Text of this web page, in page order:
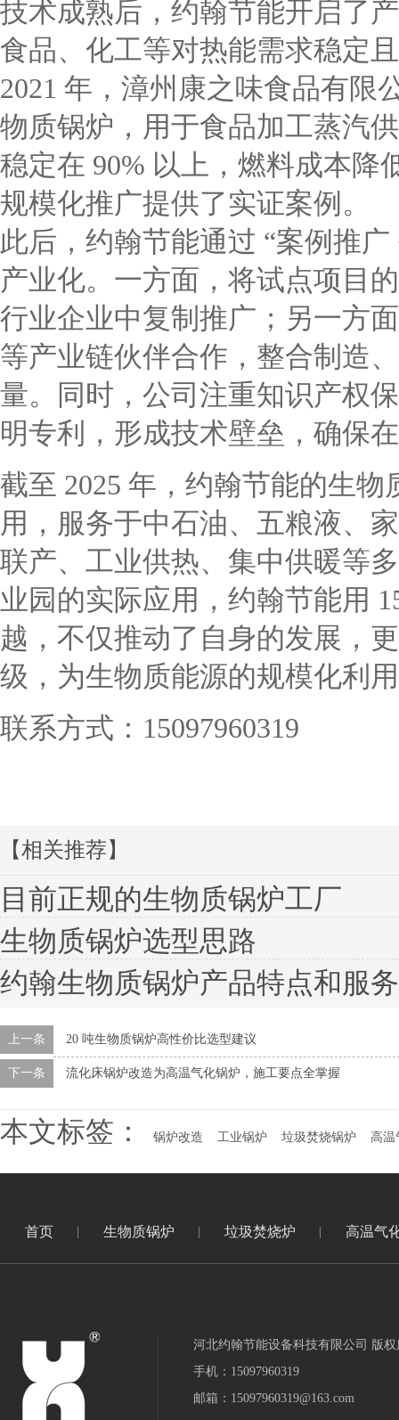
技术成熟后，约翰节能开启了
食品、化工等对热能需求稳定
2021 年，漳州康之味食品有限
物质锅炉，用于食品加工蒸汽
稳定在 90% 以上，燃料成本降
规模化推广提供了实证案例。
此后，约翰节能通过 “案例推
产业化。一方面，将试点项目
行业企业中复制推广；另一方
等产业链伙伴合作，整合制造
量。同时，公司注重知识产权
明专利，形成技术壁垒，确保
截至 2025 年，约翰节能的生
用，服务于中石油、五粮液、
联产、工业供热、集中供暖等
业园的实际应用，约翰节能用
越，不仅推动了自身的发展，
级，为生物质能源的规模化利
联系方式：15097960319
【相关推荐】
目前正规的生物质锅炉工厂
生物质锅炉选型思路
约翰生物质锅炉产品特点和服务
上一条 20 吨生物质锅炉高性价比选型建议
下一条 流化床锅炉改造为高温气化锅炉，施工要点全掌握
本文标签： 锅炉改造 工业锅炉 垃圾焚烧锅炉 高温
首页 生物质锅炉 垃圾焚烧炉 高温气
河北约翰节能设备科技有限公司 版权
手机：15097960319
邮箱：15097960319@163.com